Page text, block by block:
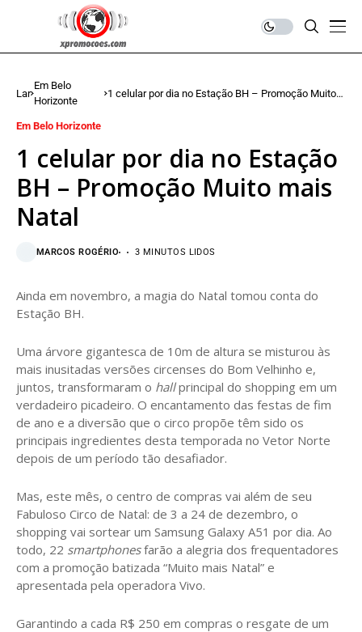
Lar
Em Belo
Horizonte
1 celular por dia no Estação BH – Promoção Muito
Em Belo Horizonte
1 celular por dia no Estação
BH – Promoção Muito mais
Natal
MARCOS ROGÉRIO 3 MINUTOS LIDOS
Ainda em novembro, a magia do Natal tomou conta do
Estação BH.
Uma árvore gigantesca de 10m de altura se misturou às
mais inusitadas versões circenses do Bom Velhinho e,
juntos, transformaram o hallprincipal do shopping em um
verdadeiro picadeiro. O encantamento das festas de fim
de ano e a diversão que o circo propõe têm sido os
principais ingredientes desta temporada no Vetor Norte
depois de um período tão desafiador.
Mas, este mês, o centro de compras vai além de seu
Fabuloso Circo de Natal: de 3 a 24 de dezembro, o
shopping vai sortear um Samsung Galaxy A51 por dia. Ao
todo, 22 smartphonesfarão a alegria dos frequentadores
com a promoção batizada “Muito mais Natal” e
apresentada pela operadora Vivo.
Garantindo a cada R$ 250 em compras o resgate de um